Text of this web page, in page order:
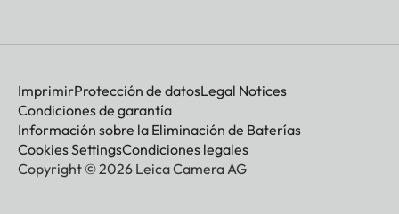
ImprimirProtección de datosLegal Notices
Condiciones de garantía
Información sobre la Eliminación de Baterías
Cookies SettingsCondiciones legales
Copyright © 2026 Leica Camera AG